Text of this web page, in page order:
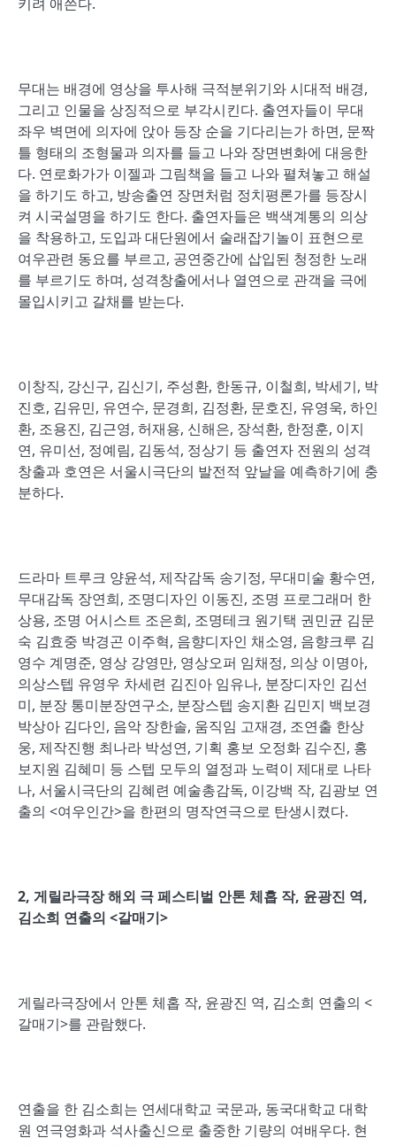
무대는 배경에 영상을 투사해 극적분위기와 시대적 배경,
그리고 인물을 상징적으로 부각시킨다. 출연자들이 무대
좌우 벽면에 의자에 앉아 등장 순을 기다리는가 하면, 문짝
틀 형태의 조형물과 의자를 들고 나와 장면변화에 대응한
다. 연로화가가 이젤과 그림책을 들고 나와 펼쳐놓고 해설
을 하기도 하고, 방송출연 장면처럼 정치평론가를 등장시
켜 시국설명을 하기도 한다. 출연자들은 백색계통의 의상
을 착용하고, 도입과 대단원에서 술래잡기놀이 표현으로
여우관련 동요를 부르고, 공연중간에 삽입된 청정한 노래
를 부르기도 하며, 성격창출에서나 열연으로 관객을 극에
몰입시키고 갈채를 받는다.
이창직, 강신구, 김신기, 주성환, 한동규, 이철희, 박세기, 박
진호, 김유민, 유연수, 문경희, 김정환, 문호진, 유영욱, 하인
환, 조용진, 김근영, 허재용, 신해은, 장석환, 한정훈, 이지
연, 유미선, 정예림, 김동석, 정상기 등 출연자 전원의 성격
창출과 호연은 서울시극단의 발전적 앞날을 예측하기에 충
분하다.
드라마 트루크 양윤석, 제작감독 송기정, 무대미술 황수연,
무대감독 장연희, 조명디자인 이동진, 조명 프로그래머 한
상용, 조명 어시스트 조은희, 조명테크 원기택 권민균 김문
숙 김효중 박경곤 이주혁, 음향디자인 채소영, 음향크루 김
영수 계명준, 영상 강영만, 영상오퍼 임채정, 의상 이명아,
의상스텝 유영우 차세련 김진아 임유나, 분장디자인 김선
미, 분장 통미분장연구소, 분장스텝 송지환 김민지 백보경
박상아 김다인, 음악 장한솔, 움직임 고재경, 조연출 한상
웅, 제작진행 최나라 박성연, 기획 홍보 오정화 김수진, 홍
보지원 김혜미 등 스텝 모두의 열정과 노력이 제대로 나타
나, 서울시극단의 김혜련 예술총감독, 이강백 작, 김광보 연
출의 <여우인간>을 한편의 명작연극으로 탄생시켰다.
2, 게릴라극장 해외 극 페스티벌 안톤 체홉 작, 윤광진 역,
김소희 연출의 <갈매기>
게릴라극장에서 안톤 체홉 작, 윤광진 역, 김소희 연출의 <
갈매기>를 관람했다.
연출을 한 김소희는 연세대학교 국문과, 동국대학교 대학
원 연극영화과 석사출신으로 출중한 기량의 여배우다. 현